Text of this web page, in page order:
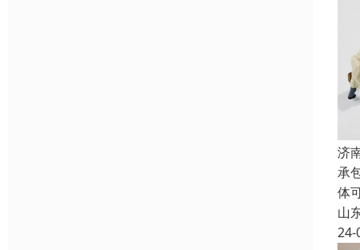
济
承
体
山
24-